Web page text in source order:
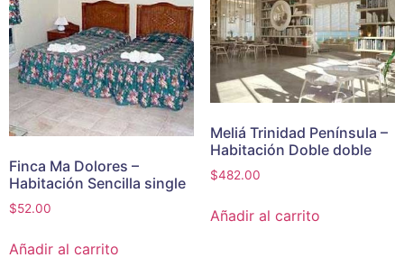
Finca Ma Dolores –
Habitación Sencilla single
$52.00
Añadir al carrito
Meliá Trinidad Península –
Habitación Doble doble
$482.00
Añadir al carrito